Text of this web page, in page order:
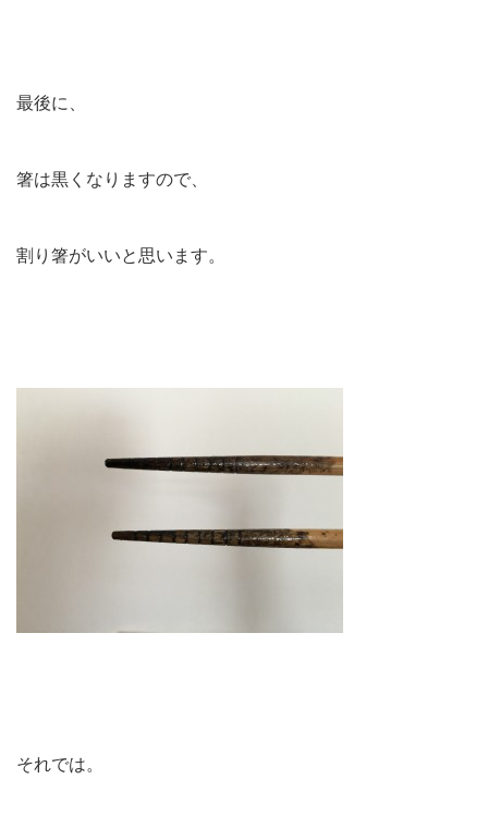
最後に、
箸は黒くなりますので、
割り箸がいいと思います。
それでは。